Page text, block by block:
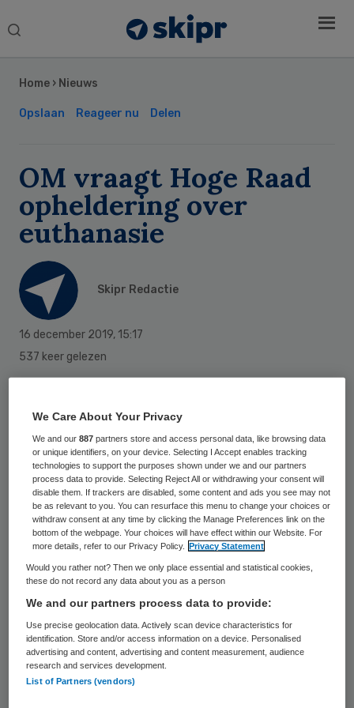
Search
Home › Nieuws
Opslaan Reageer nu Delen
OM vraagt Hoge Raad
opheldering over
euthanasie
Skipr Redactie
16 december 2019, 15:17
537 keer gelezen
juridisch vraagstuk voor aan de Hoge Raad
in Den Haag over hoe artsen moeten
omgaan met euthanasie op wilsonbekwame
patiënten.
De zaak draait om de euthanasie in april
2016 op een 74-jarige patiënte in een
verpleeghuis in Den Haag. De voormalig
verpleeghuisarts had euthanasie toegepast
op een zwaar dementerende en
wilsonbekwame patiënte.
Sidebar
We Care About Your Privacy
We and our887 partners store and access personal data, like browsing data
or unique identifiers, on your device. Selecting I Accept enables tracking
technologies to support the purposes shown under we and our partners
process data to provide. Selecting Reject All or withdrawing your consent will
disable them. If trackers are disabled, some content and ads you see may not
be as relevant to you. You can resurface this menu to change your choices or
withdraw consent at any time by clicking the Manage Preferences link on the
bottom of the webpage. Your choices will have effect within our Website. For
more details, refer to our Privacy Policy.
Privacy Statement
Would you rather not? Then we only place essential and statistical cookies,
these do not record any data about you as a person
We and our partners process data to provide:
Use precise geolocation data. Actively scan device characteristics for
identification. Store and/or access information on a device. Personalised
advertising and content, advertising and content measurement, audience
research and services development.
List of Partners (vendors)